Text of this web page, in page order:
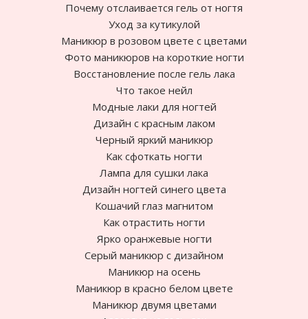
Почему отслаивается гель от ногтя
Уход за кутикулой
Маникюр в розовом цвете с цветами
Фото маникюров на короткие ногти
Восстановление после гель лака
Что такое нейл
Модные лаки для ногтей
Дизайн с красным лаком
Черный яркий маникюр
Как сфоткать ногти
Лампа для сушки лака
Дизайн ногтей синего цвета
Кошачий глаз магнитом
Как отрастить ногти
Ярко оранжевые ногти
Cерый маникюр с дизайном
Маникюр на осень
Маникюр в красно белом цвете
Маникюр двумя цветами